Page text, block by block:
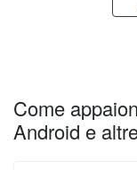
Come
Android e